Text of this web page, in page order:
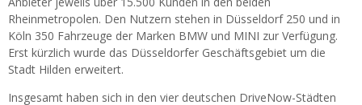
Rheinmetropolen. Den Nutzern stehen in Düsseldorf 250 und in
Köln 350 Fahrzeuge der Marken BMW und MINI zur Verfügung.
Erst kürzlich wurde das Düsseldorfer Geschäftsgebiet um die
Stadt Hilden erweitert.
Insgesamt haben sich in den vier deutschen DriveNow-Städten